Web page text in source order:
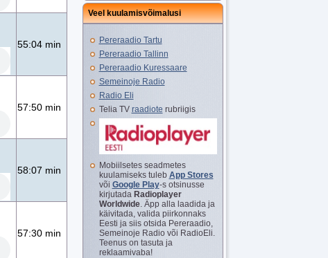
55:04 min
57:50 min
58:07 min
57:30 min
Veel kuulamisvõimalusi
Pereraadio Tartu
Pereraadio Tallinn
Pereraadio Kuressaare
Semeinoje Radio
Radio Eli
Telia TV raadiote rubriigis
Mobiilsetes seadmetes
kuulamiseks tuleb App Stores
või Google Play-s otsinusse
kirjutada Radioplayer
Worldwide. Äpp alla laadida ja
käivitada, valida piirkonnaks
Eesti ja siis otsida Pereraadio,
Semeinoje Radio või RadioEli.
Teenus on tasuta ja
reklaamivaba!